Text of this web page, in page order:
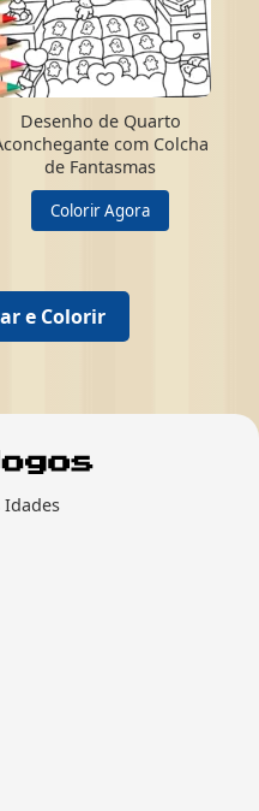
Desenho de Quarto
com Colcha
de Fantasmas
Colorir Agora
e Colorir
Idades